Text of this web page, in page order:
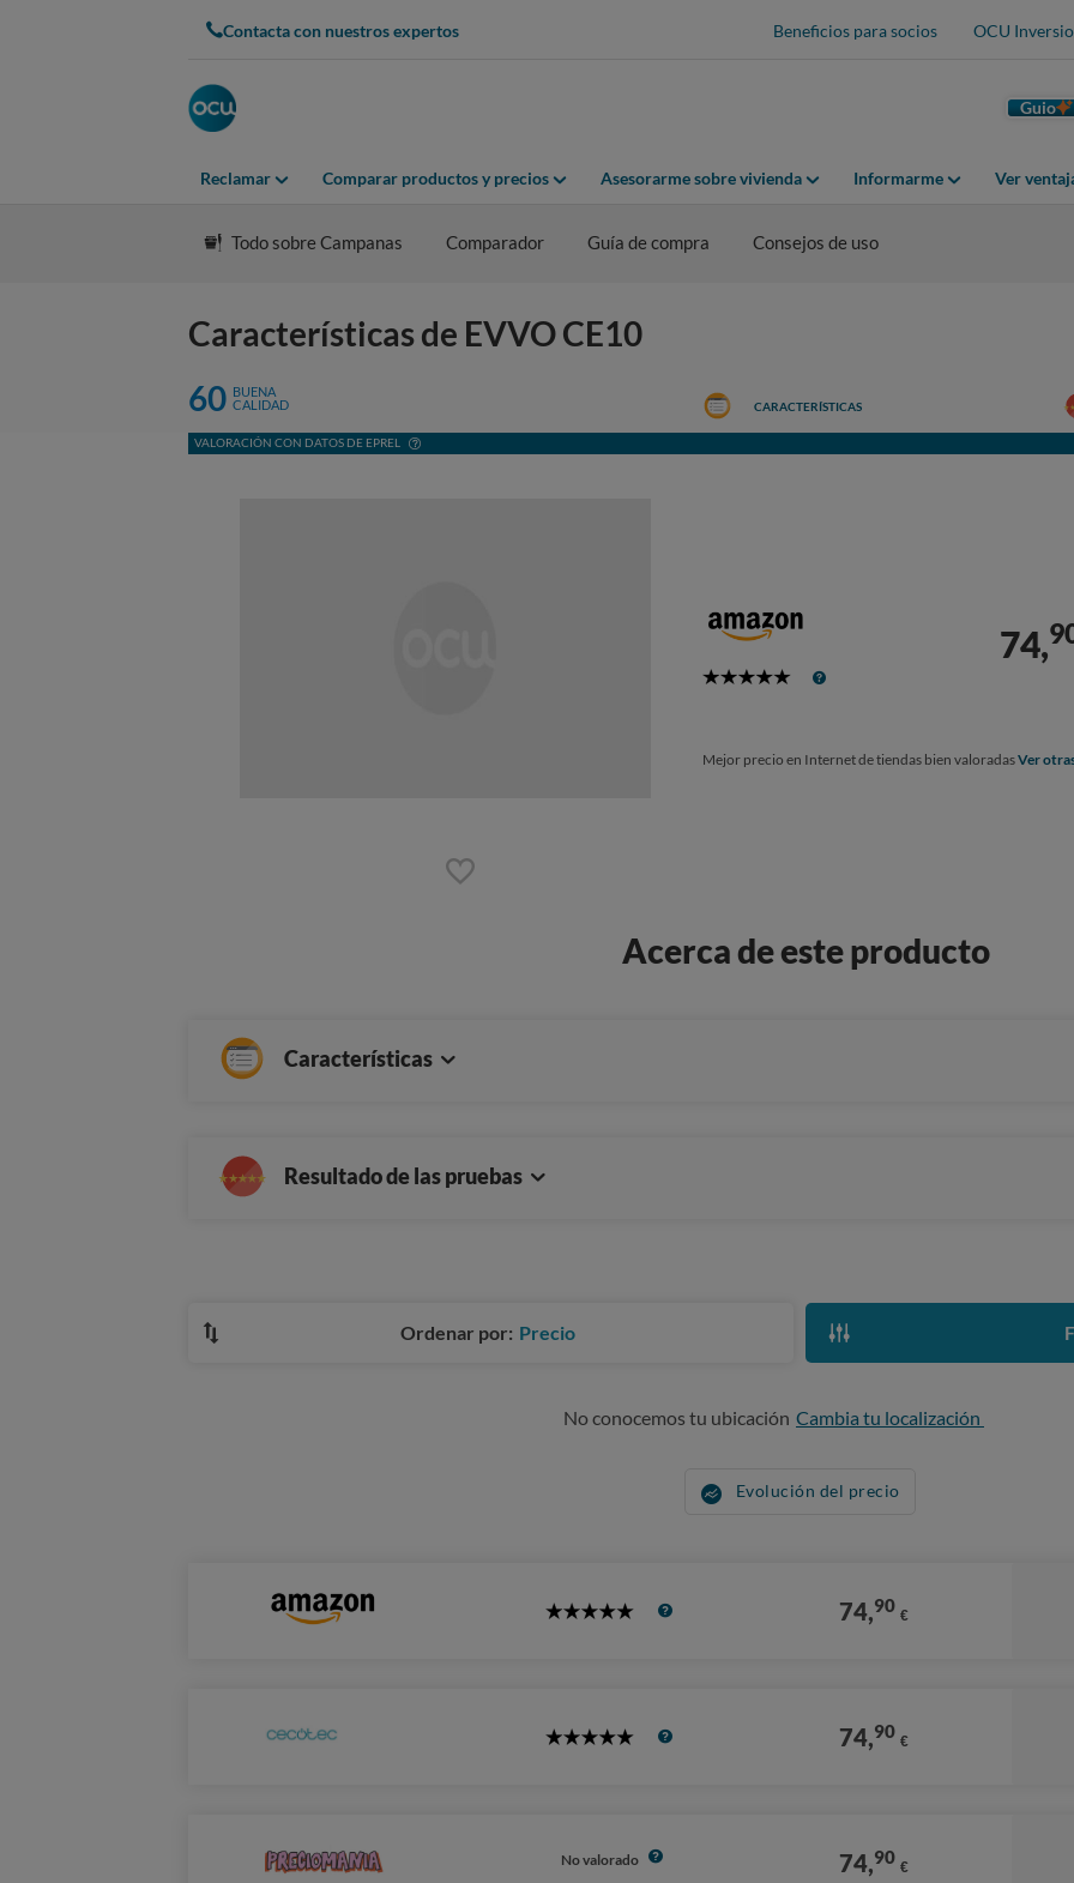
Contacta con nuestros expertos Beneficios para socios OCU
Guio
Reclamar Comparar productos y precios Asesorarme sobre vivienda Informarme Ver
Todo sobre Campanas Comparador Guía de compra Consejos de uso
Características de EVVO CE10
60 BUENA
CALIDAD
VALORACIÓN CON DATOS DE EPREL
CARACTERÍSTICAS
5
74,
Mejor precio en Internet de tiendas bien valoradasVer
Acerca de este producto
Características
Resultado de las pruebas
Ordenar por: Precio
No conocemos tu ubicación Cambia tu localización
Evolución del precio
5
74,90 €
5
74,90 €
No valorado 74,90 €